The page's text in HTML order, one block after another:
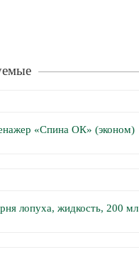
«Спина ОК» (эконом)
лопуха, жидкость, 200 мл